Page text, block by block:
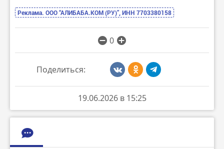
Реклама. ООО “АЛИБАБА.КОМ (РУ)”, ИНН 7703380158
0
Поделиться:
19.06.2026 в 15:25